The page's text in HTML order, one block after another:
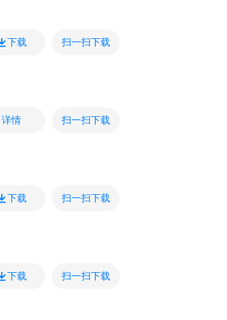
下载 扫一扫下载
详情 扫一扫下载
下载 扫一扫下载
下载 扫一扫下载